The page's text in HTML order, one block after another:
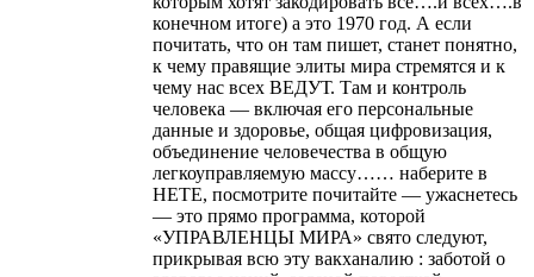
конечном итоге) а это 1970 год. А если
почитать, что он там пишет, станет понятно,
к чему правящие элиты мира стремятся и к
чему нас всех ВЕДУТ. Там и контроль
человека — включая его персональные
данные и здоровье, общая цифровизация,
объединение человечества в общую
легкоуправляемую массу…… наберите в
НЕТЕ, посмотрите почитайте — ужаснетесь
— это прямо программа, которой
«УПРАВЛЕНЦЫ МИРА» свято следуют,
прикрывая всю эту вакханалию : заботой о